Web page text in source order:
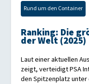
Rund um den Container
Ranking: Die
der Welt (2025)
Laut einer aktuellen
zeigt, verteidigt PSA
den Spitzenplatz